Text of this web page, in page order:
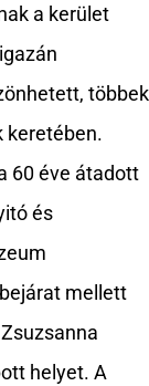
a kerület
többek
keretében.
60 éve átadott
és
mellett
helyet. A